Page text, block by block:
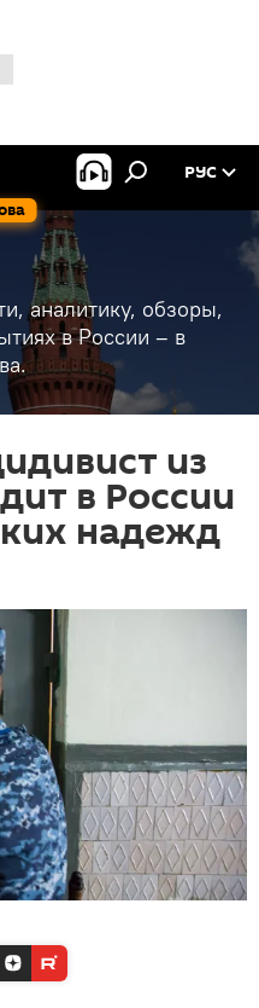
РУС
аналитику, обзоры,
в России – в
из
в России
надежд